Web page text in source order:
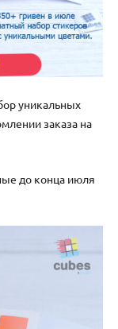
уникальных
заказа на
до конца июля